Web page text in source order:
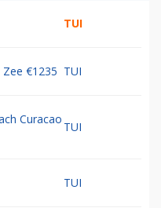
TUI
€1235 TUI
Curacao
TUI
TUI